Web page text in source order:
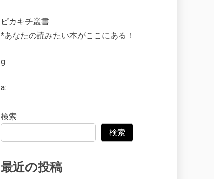
ピカキチ叢書
*あなたの読みたい本がここにある！
g:
a:
検索
検索
最近の投稿